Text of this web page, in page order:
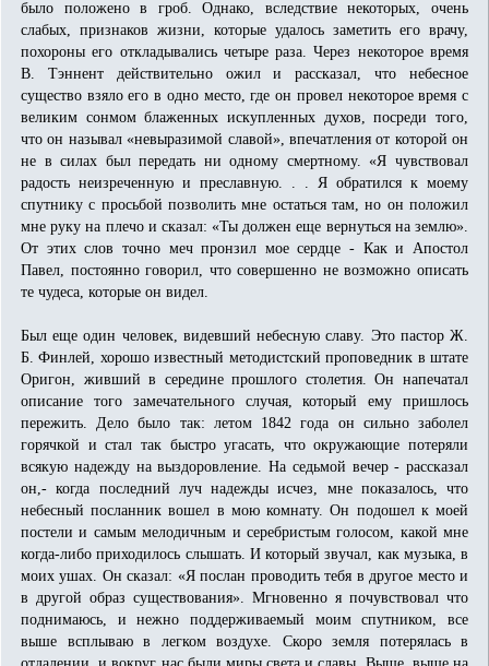
было положено в гроб. Однако, вследствие некоторых, очень
слабых, признаков жизни, которые удалось заметить его врачу,
похороны его откладывались четыре раза. Через некоторое время
В. Тэннент действительно ожил и рассказал, что небесное
существо взяло его в одно место, где он провел некоторое время с
великим сонмом блаженных искупленных духов, посреди того,
что он называл «невыразимой славой», впечатления от которой он
не в силах был передать ни одному смертному. «Я чувствовал
радость неизреченную и преславную. . . Я обратился к моему
спутнику с просьбой позволить мне остаться там, но он положил
мне руку на плечо и сказал: «Ты должен еще вернуться на землю».
От этих слов точно меч пронзил мое сердце - Как и Апостол
Павел, постоянно говорил, что совершенно не возможно описать
те чудеса, которые он видел.
Был еще один человек, видевший небесную славу. Это пастор Ж.
Б. Финлей, хорошо известный методистский проповедник в штате
Оригон, живший в середине прошлого столетия. Он напечатал
описание того замечательного случая, который ему пришлось
пережить. Дело было так: летом 1842 года он сильно заболел
горячкой и стал так быстро угасать, что окружающие потеряли
всякую надежду на выздоровление. На седьмой вечер - рассказал
он,- когда последний луч надежды исчез, мне показалось, что
небесный посланник вошел в мою комнату. Он подошел к моей
постели и самым мелодичным и серебристым голосом, какой мне
когда-либо приходилось слышать. И который звучал, как музыка, в
моих ушах. Он сказал: «Я послан проводить тебя в другое место и
в другой образ существования». Мгновенно я почувствовал что
поднимаюсь, и нежно поддерживаемый моим спутником, все
выше всплываю в легком воздухе. Скоро земля потерялась в
отдалении, и вокруг нас были миры света и славы. Выше, выше на